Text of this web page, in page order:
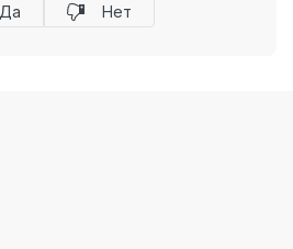
Да Нет